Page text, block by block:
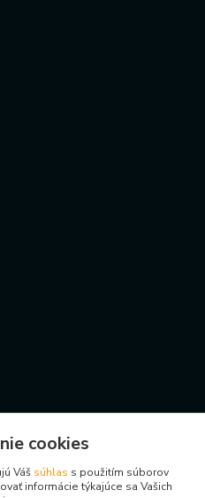
cookies
Váš súhlas s použitím súborov
informácie týkajúce sa Vašich